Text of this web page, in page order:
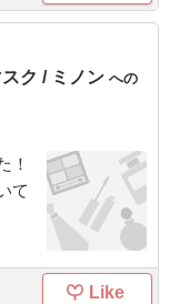
ク / ミノン への
！
て
Like